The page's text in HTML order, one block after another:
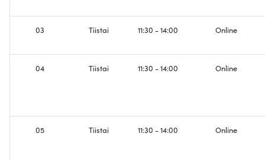
konfiguraation hallinta (SSH,
Palvelimet, Päätelaitteet ja
Mitataan TCP ja UDP
hallinta
Luodaan langatonta
03 Tiistai 11:30 - 14:00 Online
04 Tiistai 11:30 - 14:00 Online
05 Tiistai 11:30 - 14:00 Online